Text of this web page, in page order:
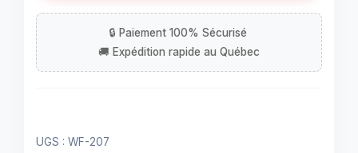
une
touche
à
3
UGS : WF-207